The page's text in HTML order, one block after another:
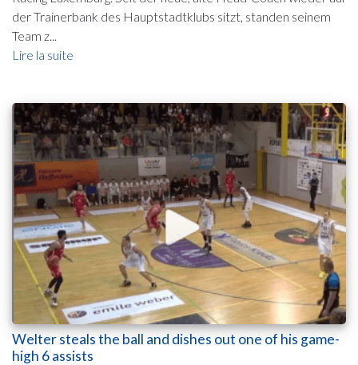
der Trainerbank des Hauptstadtklubs sitzt, standen seinem
Team z...
Lire la suite
Welter steals the ball and dishes out one of his game-
high 6 assists